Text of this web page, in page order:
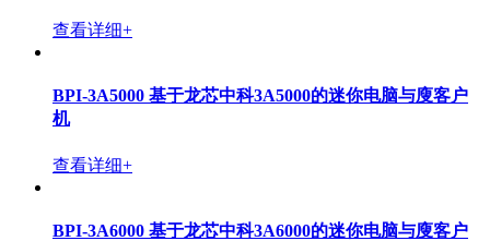
查看详细+
BPI-3A5000 基于龙芯中科3A5000的迷你电脑与廋客户
机
查看详细+
BPI-3A6000 基于龙芯中科3A6000的迷你电脑与廋客户